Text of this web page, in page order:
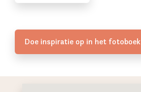
Doe inspiratie op in het fotoboek